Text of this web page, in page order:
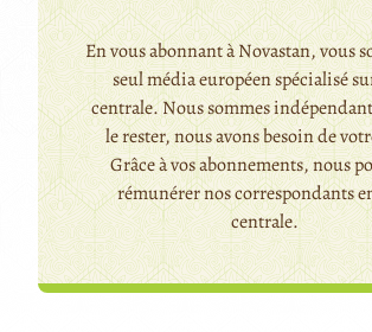
En vous abonnant à Novastan, vous
seul média européen spécialisé
centrale. Nous sommes
le rester, nous avons besoin de
Grâce à vos abonnements, nous
rémunérer nos correspondants
centrale.